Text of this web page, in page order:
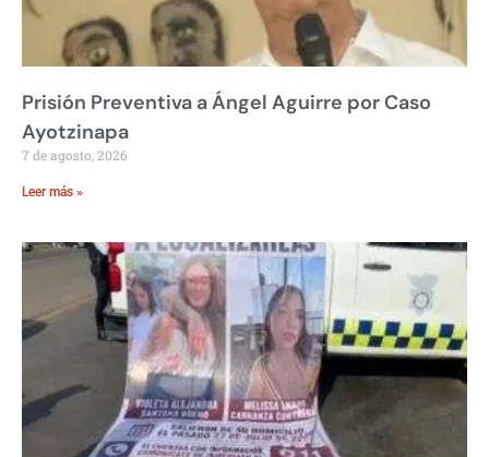
Prisión Preventiva a Ángel Aguirre por Caso
Ayotzinapa
7 de agosto, 2026
Leer más »